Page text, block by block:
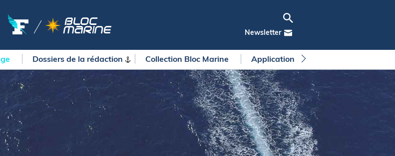
Newsletter
Paprec
MÉTÉO MARINE
LIFESTYLE
Shopping
Culture nautique
Gastronomie
Blogs
Dossiers de la rédaction Collection Bloc Marine Application Bloc Marine